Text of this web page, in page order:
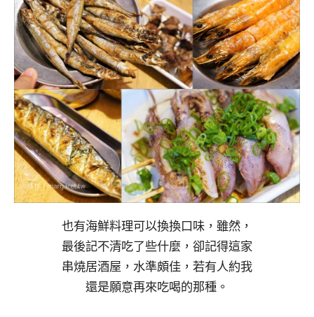
也有海鮮料理可以換換口味，雖然，
最後記不清吃了些什麼，卻記得這家
串燒居酒屋，水準頗佳，若有人約我
還是願意再來吃喝的那種。